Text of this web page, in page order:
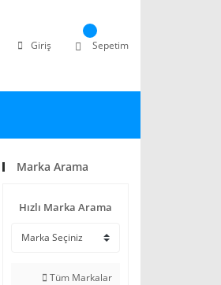
Giriş Sepetim
Marka Arama
Hızlı Marka Arama
Tüm Markalar